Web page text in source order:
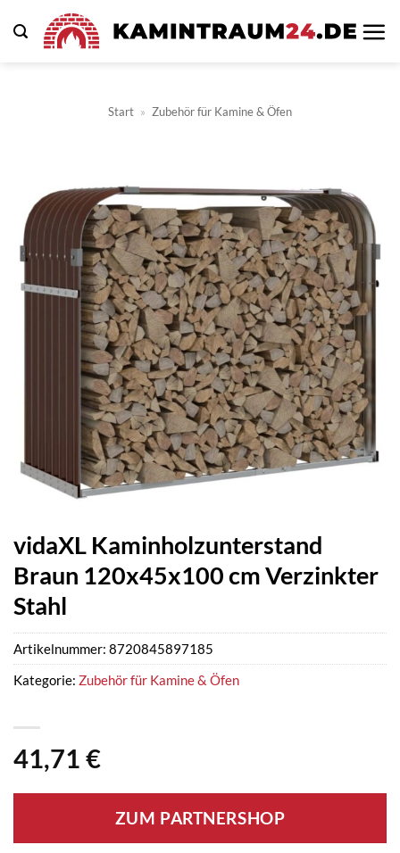
Inhalt
Start » Zubehör für Kamine & Öfen
vidaXL Kaminholzunterstand
Braun 120x45x100 cm Verzinkter
Stahl
41,71 €
ZUM PARTNERSHOP
Artikelnummer: 8720845897185
Kategorie: Zubehör für Kamine & Öfen